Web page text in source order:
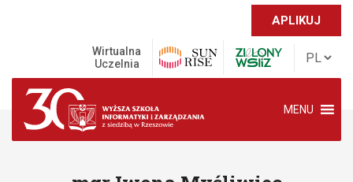
APLIKUJ
Wirtualna
Uczelnia
MENU